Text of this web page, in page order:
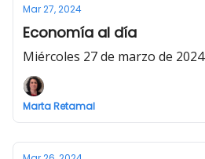
Mar 27, 2024
Economía al día
Miércoles 27 de marzo de 2024
Marta Retamal